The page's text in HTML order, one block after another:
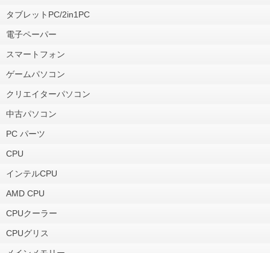
タブレットPC/2in1PC
電子ペーパー
スマートフォン
ゲームパソコン
クリエイターパソコン
中古パソコン
PC パーツ
CPU
インテルCPU
AMD CPU
CPUクーラー
CPUグリス